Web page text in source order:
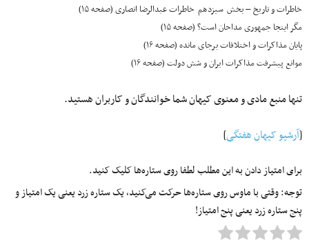
خاطرات و تاریخ – بخش سیزدهم خاطرات عبدالرضا انصاری (صفحه ۱۵)
مگر اینجا جمهوری مداحان است؟ (صفحه ۱۵)
پایان مذاکرات و اختلافات برجای مانده (صفحه ۱۶)
موانع پیشرفت مذاکرات ایران و شش دولت (صفحه ۱۶)
تنها منبع مادی و معنوی کیهان شما خوانندگان و کاربران هستید.
[آرشیو کیهان هفتگی]
برای امتیاز دادن به این مطلب لطفا روی ستاره‌ها کلیک کنید.
توجه: وقتی با ماوس روی ستاره‌ها حرکت می‌کنید، یک ستاره زرد یعنی یک امتیاز و
پنج ستاره زرد یعنی پنج امتیاز!